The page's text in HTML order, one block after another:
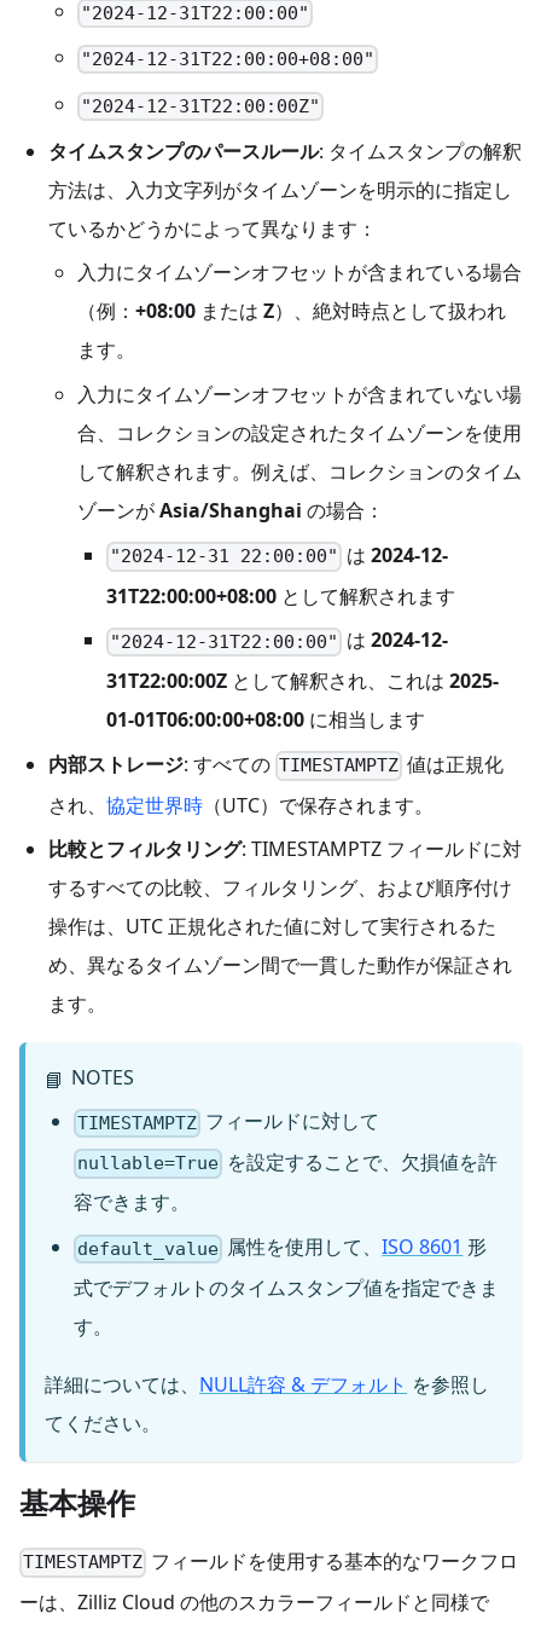
"2024-12-31T22:00:00"
"2024-12-31T22:00:00+08:00"
"2024-12-31T22:00:00Z"
タイムスタンプのパースルール: タイムスタンプの解釈
方法は、入力文字列がタイムゾーンを明示的に指定し
ているかどうかによって異なります：
入力にタイムゾーンオフセットが含まれている場合
（例： +08:00 または Z）、絶対時点として扱われ
ます。
入力にタイムゾーンオフセットが含まれていない場
合、コレクションの設定されたタイムゾーンを使用
して解釈されます。例えば、コレクションのタイム
ゾーンがAsia/Shanghai の場合：
"2024-12-31 22:00:00" は2024-12-
31T22:00:00+08:00 として解釈されます
"2024-12-31T22:00:00" は2024-12-
31T22:00:00Z として解釈され、これは 2025-
01-01T06:00:00+08:00 に相当します
内部ストレージ: すべての TIMESTAMPTZ 値は正規化
され、 協定世界時 （UTC）で保存されます。
比較とフィルタリング: TIMESTAMPTZ フィールドに対
するすべての比較、フィルタリング、および順序付け
操作は、UTC 正規化された値に対して実行されるた
め、異なるタイムゾーン間で一貫した動作が保証され
ます。
📘 NOTES
TIMESTAMPTZ フィールドに対して
nullable=True を設定することで、欠損値を許
容できます。
default_value 属性を使用して、ISO 8601 形
式でデフォルトのタイムスタンプ値を指定できま
す。
詳細については、 NULL許容 & デフォルト を参照し
てください。
基本操作
TIMESTAMPTZ フィールドを使用する基本的なワークフロ
ーは、Zilliz Cloud の他のスカラーフィールドと同様で